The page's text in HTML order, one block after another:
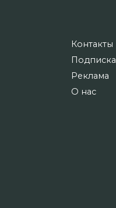
Контакты
Подписка
Реклама
О нас